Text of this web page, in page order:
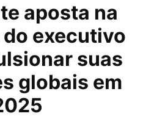
aposta na
executivo
suas
globais em